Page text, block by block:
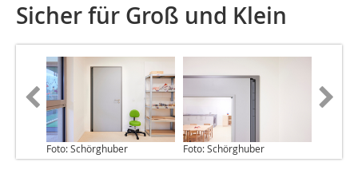
Sicher für Groß und Klein
Foto: Schörghuber Foto: Schörghuber